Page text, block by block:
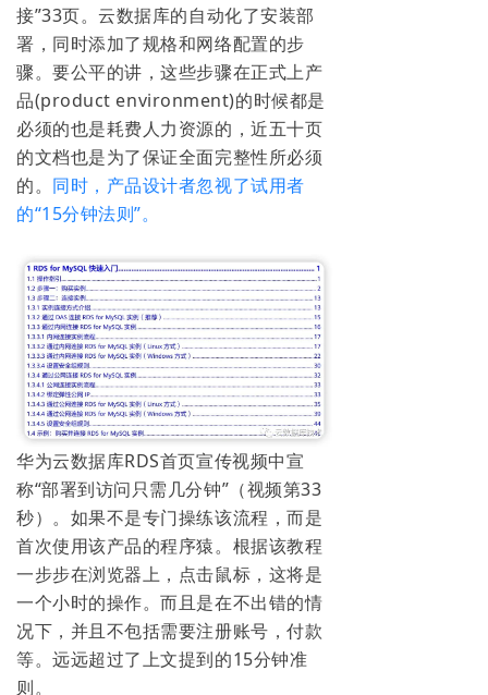
接”33页。云数据库的自动化了安装部
署，同时添加了规格和网络配置的步
骤。要公平的讲，这些步骤在正式上产
品(product environment)的时候都是
必须的也是耗费人力资源的，近五十页
的文档也是为了保证全面完整性所必须
的。 同时，产品设计者忽视了试用者
的“15分钟法则”。
华为云数据库RDS首页宣传视频中宣
称“部署到访问只需几分钟”（视频第33
秒）。 如果不是专门操练该流程，而是
首次使用该产品的程序猿。 根据该教程
一步步在浏览器上，点击鼠标，这将是
一个小时的操作。而且是在不出错的情
况下，并且不包括需要注册账号，付款
等。远远超过了上文提到的15分钟准
则。